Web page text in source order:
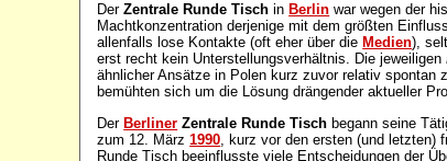
DerZentrale Runde Tisch in Berlin war wegen der
Machtkonzentration derjenige mit dem größten
allenfalls lose Kontakte (oft eher über die Medien),
erst recht kein Unterstellungsverhältnis. Die jeweiligen
ähnlicher Ansätze in Polen kurz zuvor relativ spontan
bemühten sich um die Lösung drängender aktueller
DerBerliner Zentrale Runde Tisch begann seine
zum 12. März1990 , kurz vor den ersten (und letzten)
Runde Tisch beeinflusste viele Entscheidungen der